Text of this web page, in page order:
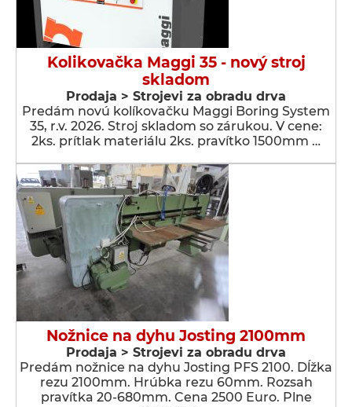
Kolikovačka Maggi 35 - nový stroj
skladom
Prodaja > Strojevi za obradu drva
Predám novú kolíkovačku Maggi Boring System
35, r.v. 2026. Stroj skladom so zárukou. V cene:
2ks. prítlak materiálu 2ks. pravítko 1500mm …
Nožnice na dyhu Josting 2100mm
Prodaja > Strojevi za obradu drva
Predám nožnice na dyhu Josting PFS 2100. Dĺžka
rezu 2100mm. Hrúbka rezu 60mm. Rozsah
pravítka 20-680mm. Cena 2500 Euro. Plne